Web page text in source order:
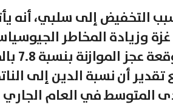
التخفيض إلى سلبي، أنه
غزة وزيادة المخاطر
في العام الجاري و72 بالمئة في العام